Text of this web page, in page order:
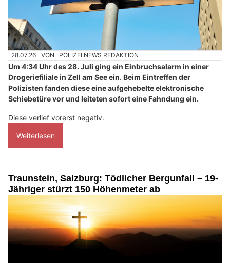
28.07.26 VON POLIZEI.NEWS REDAKTION
Um 4:34 Uhr des 28. Juli ging ein Einbruchsalarm in einer
Drogeriefiliale in Zell am See ein. Beim Eintreffen der
Polizisten fanden diese eine aufgehebelte elektronische
Schiebetüre vor und leiteten sofort eine Fahndung ein.
Diese verlief vorerst negativ.
Weiterlesen
Traunstein, Salzburg: Tödlicher Bergunfall – 19-
Jähriger stürzt 150 Höhenmeter ab